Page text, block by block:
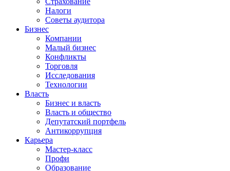
Налоги
Советы аудитора
Бизнес
Компании
Малый бизнес
Конфликты
Торговля
Исследования
Технологии
Власть
Бизнес и власть
Власть и общество
Депутатский портфель
Антикоррупция
Карьера
Мастер-класс
Профи
Образование